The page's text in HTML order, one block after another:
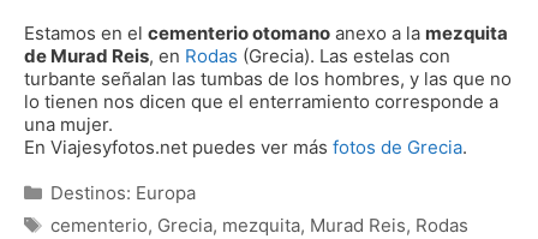
Estamos en el cementerio otomano anexo a la mezquita
de Murad Reis, en Rodas (Grecia). Las estelas con
turbante señalan las tumbas de los hombres, y las que no
lo tienen nos dicen que el enterramiento corresponde a
una mujer.
En Viajesyfotos.net puedes ver más fotos de Grecia.
Categorías
Destinos: Europa
Etiquetas
cementerio, Grecia, mezquita, Murad Reis, Rodas